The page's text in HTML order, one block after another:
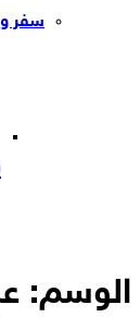
سفر
الوسم: